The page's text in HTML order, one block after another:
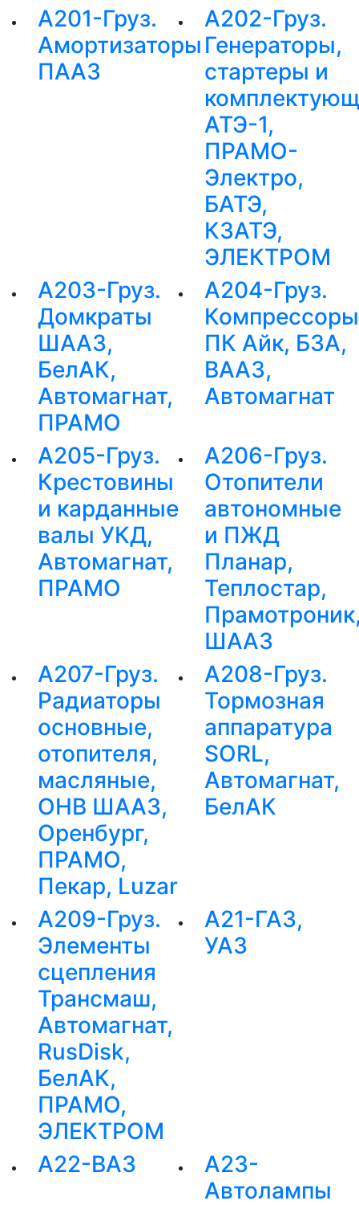
А201-Груз.
Амортизаторы
ПААЗ
А202-Груз.
Генераторы,
стартеры и
АТЭ-1,
ПРАМО-
Электро,
БАТЭ,
КЗАТЭ,
ЭЛЕКТРОМ
А203-Груз.
Домкраты
ШААЗ,
БелАК,
Автомагнат,
ПРАМО
А204-Груз.
Компрессоры
ПК Айк, БЗА,
ВААЗ,
Автомагнат
А205-Груз.
Крестовины
и карданные
валы УКД,
Автомагнат,
ПРАМО
А206-Груз.
Отопители
автономные
и ПЖД
Планар,
Теплостар,
ШААЗ
А207-Груз.
Радиаторы
основные,
отопителя,
масляные,
ОНВ ШААЗ,
Оренбург,
ПРАМО,
Пекар, Luzar
А208-Груз.
Тормозная
аппаратура
SORL,
Автомагнат,
БелАК
А209-Груз.
Элементы
сцепления
Трансмаш,
Автомагнат,
RusDisk,
БелАК,
ПРАМО,
ЭЛЕКТРОМ
А21-ГАЗ,
УАЗ
А22-ВАЗ
А23-
Автолампы